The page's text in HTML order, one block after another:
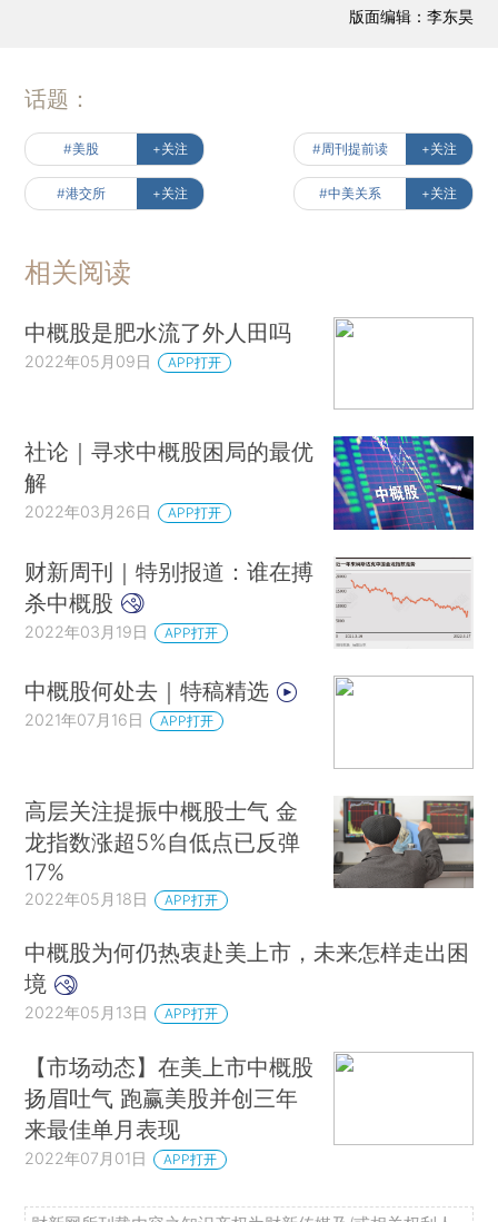
版面编辑：李东昊
话题：
#美股 +关注 #周刊提前读 +关注
#港交所 +关注 #中美关系 +关注
相关阅读
中概股是肥水流了外人田吗
2022年05月09日 APP打开
社论｜寻求中概股困局的最优
解
2022年03月26日 APP打开
财新周刊｜特别报道：谁在搏
杀中概股
2022年03月19日 APP打开
中概股何处去｜特稿精选
2021年07月16日 APP打开
高层关注提振中概股士气 金
龙指数涨超5%自低点已反弹
17%
2022年05月18日 APP打开
中概股为何仍热衷赴美上市，未来怎样走出困
境
2022年05月13日 APP打开
【市场动态】在美上市中概股
扬眉吐气 跑赢美股并创三年
来最佳单月表现
2022年07月01日 APP打开